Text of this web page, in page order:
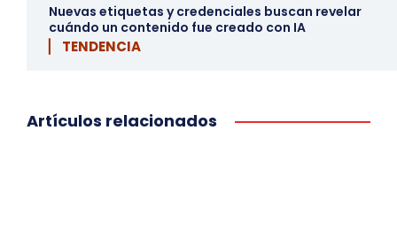
Nuevas etiquetas y credenciales buscan revelar
cuándo un contenido fue creado con IA
▏ TENDENCIA
Artículos relacionados